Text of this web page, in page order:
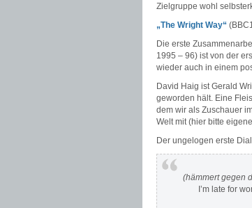
Zielgruppe wohl
„The Wright Way“
Die erste
1995 – 96) ist von der
wieder auch in einem
David Haig ist Gerald
geworden hält. Eine
dem wir als Zuschauer
Welt mit (hier bitte
Der ungelogen erste
(hämmert gegen
I’m late for